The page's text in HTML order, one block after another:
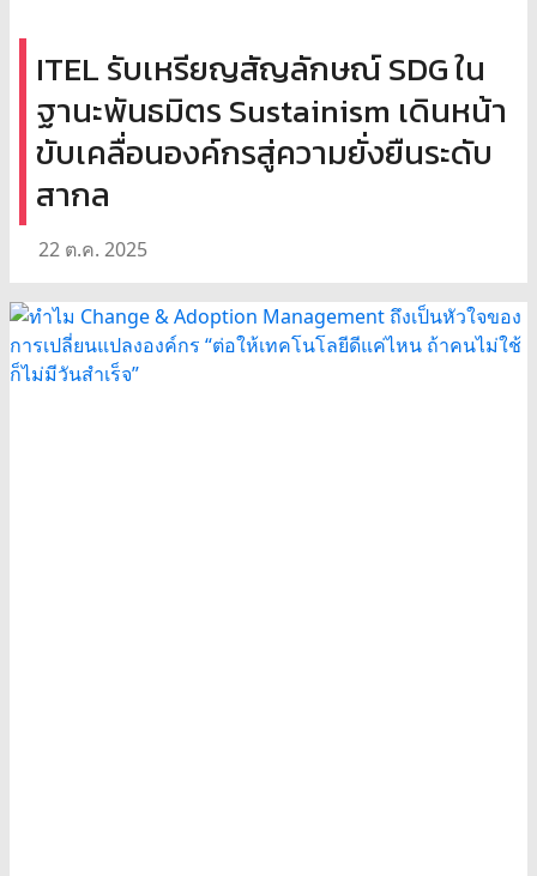
ITEL รับเหรียญสัญลักษณ์ SDG ใน
ฐานะพันธมิตร Sustainism เดินหน้า
ขับเคลื่อนองค์กรสู่ความยั่งยืนระดับ
สากล
22 ต.ค. 2025